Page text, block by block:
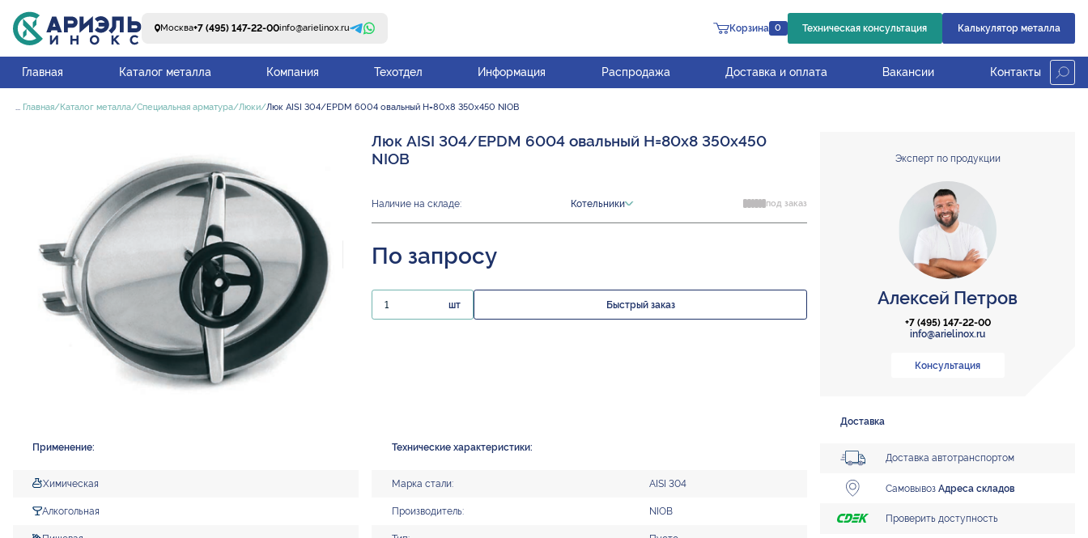
Москва+7 (495) 147-22-00info@arielinox.ru Корзина 0 Техническая консультация Калькулятор металла
Главная Каталог металла Компания Техотдел Информация Распродажа Доставка и оплата Вакансии Контакты
... Главная Каталог металла Специальная арматура Люки Люк AISI 304/EPDM 6004 овальный H=80х8 350х450 NIOB
Люк AISI 304/EPDM 6004 овальный H=80х8 350х450
NIOB
Наличие на складе: Котельники под заказ
По запросу
шт Быстрый заказ
Применение:
Химическая
Алкогольная
Технические характеристики:
Марка стали: AISI 304
Производитель: NIOB
Эксперт по продукции
Алексей Петров
+7 (495) 147-22-00
info@arielinox.ru
Консультация
Доставка
Доставка автотранспортом
СамовывозАдреса складов
Проверить доступность